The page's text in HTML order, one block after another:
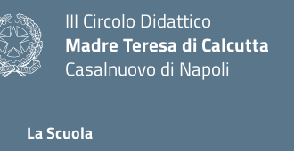
III Circolo Didattico
Madre Teresa di Calcutta
Casalnuovo di Napoli
La Scuola